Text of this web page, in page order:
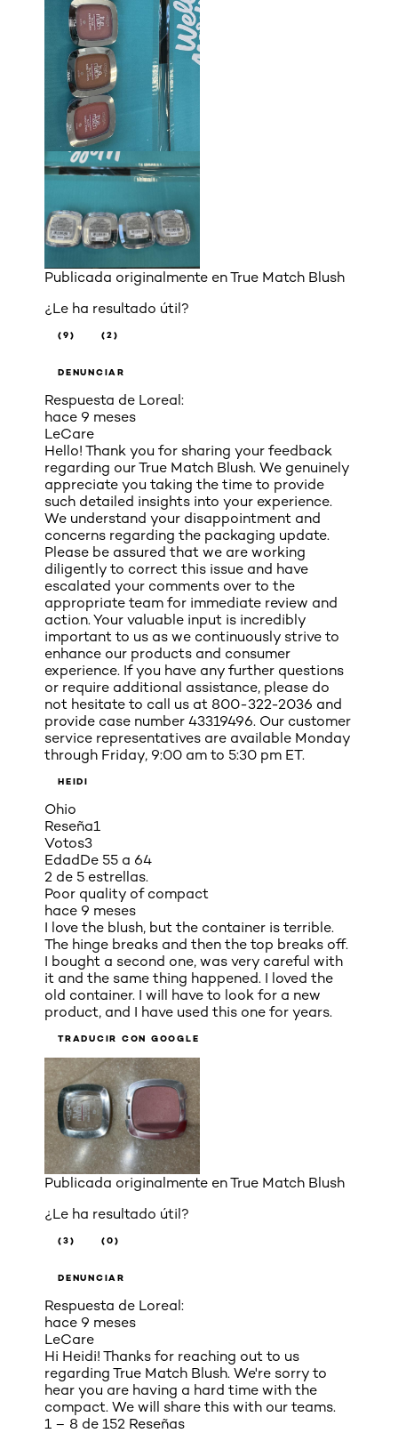
Publicada originalmente enTrue Match Blush
¿Le ha resultado útil?
(9) (2)
DENUNCIAR
Respuesta de Loreal:
hace 9 meses
LeCare
Hello! Thank you for sharing your feedback
regarding our True Match Blush. We genuinely
appreciate you taking the time to provide
such detailed insights into your experience.
We understand your disappointment and
concerns regarding the packaging update.
Please be assured that we are working
diligently to correct this issue and have
escalated your comments over to the
appropriate team for immediate review and
action. Your valuable input is incredibly
important to us as we continuously strive to
enhance our products and consumer
experience. If you have any further questions
or require additional assistance, please do
not hesitate to call us at 800-322-2036 and
provide case number 43319496. Our customer
service representatives are available Monday
through Friday, 9:00 am to 5:30 pm ET.
HEIDI
Ohio
Reseña1
Votos3
EdadDe 55 a 64
2 de 5 estrellas.
Poor quality of compact
hace 9 meses
I love the blush, but the container is terrible.
The hinge breaks and then the top breaks off.
I bought a second one, was very careful with
it and the same thing happened. I loved the
old container. I will have to look for a new
product, and I have used this one for years.
TRADUCIR CON GOOGLE
Publicada originalmente enTrue Match Blush
¿Le ha resultado útil?
(3) (0)
DENUNCIAR
Respuesta de Loreal:
hace 9 meses
LeCare
Hi Heidi! Thanks for reaching out to us
regarding True Match Blush. We're sorry to
hear you are having a hard time with the
compact. We will share this with our teams.
1 – 8 de 152 Reseñas